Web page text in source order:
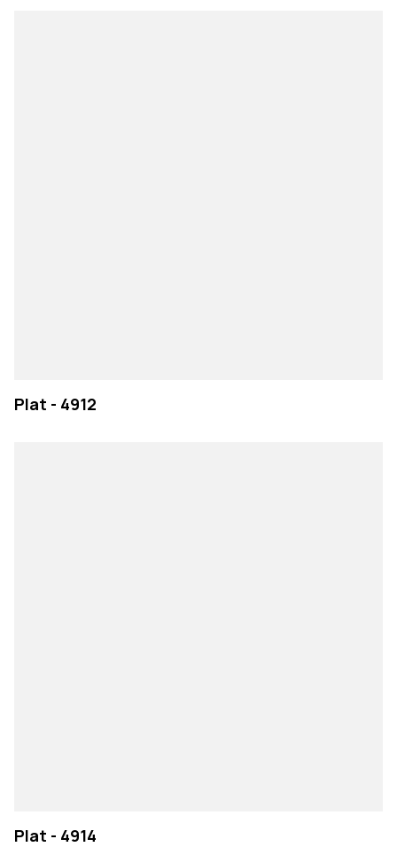
Plat - 4912
Plat - 4914